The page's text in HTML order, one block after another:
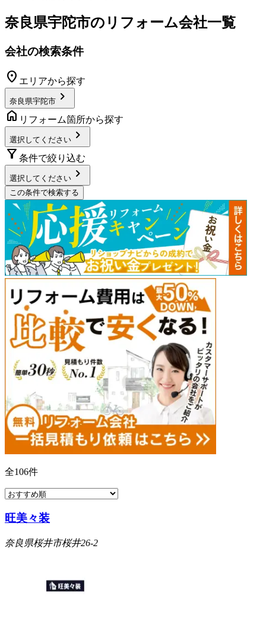
奈良県宇陀市のリフォーム会社一覧
会社の検索条件
location_on エリアから探す
奈良県宇陀市 chevron_right
home リフォーム箇所から探す
選択してください chevron_right
filter_alt 条件で絞り込む
選択してください chevron_right
この条件で検索する
全106件
旺美々装
奈良県桜井市桜井26-2